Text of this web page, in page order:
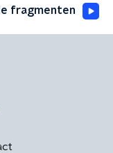
fragmenten